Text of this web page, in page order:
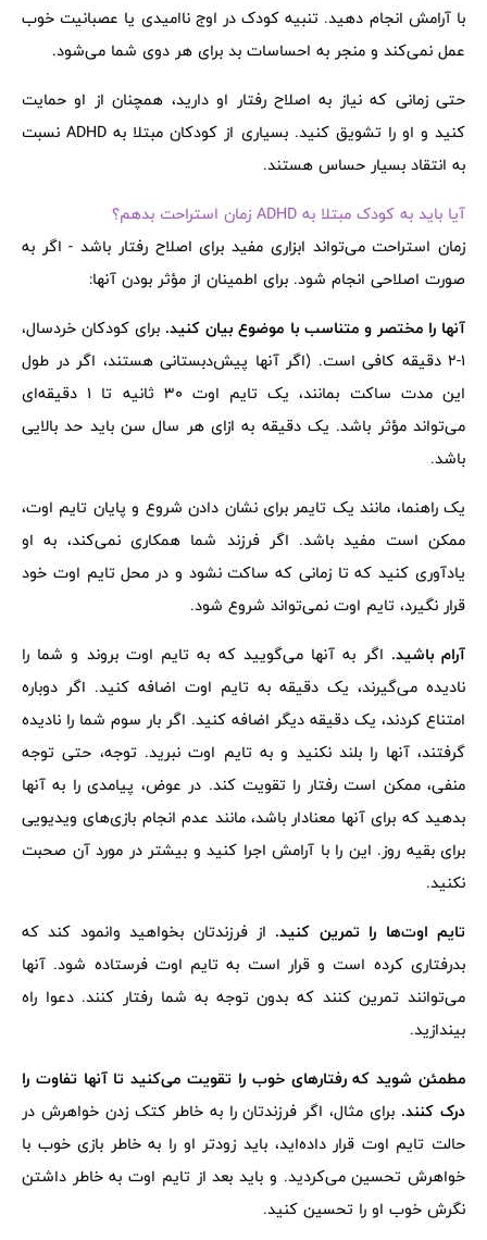
با آرامش انجام دهید. تنبیه کودک در اوج ناامیدی یا عصبانیت خوب
عمل نمی‌کند و منجر به احساسات بد برای هر دوی شما می‌شود.
حتی زمانی که نیاز به اصلاح رفتار او دارید، همچنان از او حمایت
کنید و او را تشویق کنید. بسیاری از کودکان مبتلا به ADHD نسبت
به انتقاد بسیار حساس هستند.
آیا باید به کودک مبتلا به ADHD زمان استراحت بدهم؟
زمان استراحت می‌تواند ابزاری مفید برای اصلاح رفتار باشد - اگر به
صورت اصلاحی انجام شود. برای اطمینان از مؤثر بودن آنها:
آنها را مختصر و متناسب با موضوع بیان کنید. برای کودکان خردسال،
1-2 دقیقه کافی است. (اگر آنها پیش‌دبستانی هستند، اگر در طول
این مدت ساکت بمانند، یک تایم اوت 30 ثانیه تا 1 دقیقه‌ای
می‌تواند مؤثر باشد. یک دقیقه به ازای هر سال سن باید حد بالایی
باشد.
یک راهنما، مانند یک تایمر برای نشان دادن شروع و پایان تایم اوت،
ممکن است مفید باشد. اگر فرزند شما همکاری نمی‌کند، به او
یادآوری کنید که تا زمانی که ساکت نشود و در محل تایم اوت خود
قرار نگیرد، تایم اوت نمی‌تواند شروع شود.
آرام باشید. اگر به آنها می‌گویید که به تایم اوت بروند و شما را
نادیده می‌گیرند، یک دقیقه به تایم اوت اضافه کنید. اگر دوباره
امتناع کردند، یک دقیقه دیگر اضافه کنید. اگر بار سوم شما را نادیده
گرفتند، آنها را بلند نکنید و به تایم اوت نبرید. توجه، حتی توجه
منفی، ممکن است رفتار را تقویت کند. در عوض، پیامدی را به آنها
بدهید که برای آنها معنادار باشد، مانند عدم انجام بازی‌های ویدیویی
برای بقیه روز. این را با آرامش اجرا کنید و بیشتر در مورد آن صحبت
نکنید.
تایم اوت‌ها را تمرین کنید. از فرزندتان بخواهید وانمود کند که
بدرفتاری کرده است و قرار است به تایم اوت فرستاده شود. آنها
می‌توانند تمرین کنند که بدون توجه به شما رفتار کنند. دعوا راه
بیندازید.
مطمئن شوید که رفتارهای خوب را تقویت می‌کنید تا آنها تفاوت را
درک کنند. برای مثال، اگر فرزندتان را به خاطر کتک زدن خواهرش در
حالت تایم اوت قرار داده‌اید، باید زودتر او را به خاطر بازی خوب با
خواهرش تحسین می‌کردید. و باید بعد از تایم اوت به خاطر داشتن
نگرش خوب او را تحسین کنید.